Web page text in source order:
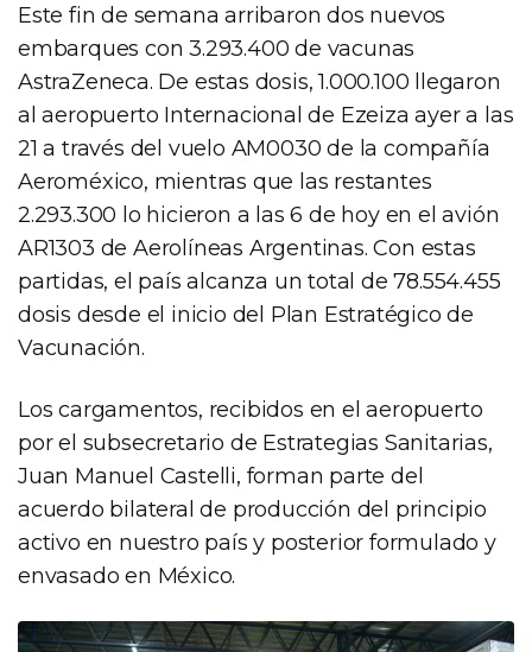
Este fin de semana arribaron dos nuevos
embarques con 3.293.400 de vacunas
AstraZeneca. De estas dosis, 1.000.100 llegaron
al aeropuerto Internacional de Ezeiza ayer a las
21 a través del vuelo AM0030 de la compañía
Aeroméxico, mientras que las restantes
2.293.300 lo hicieron a las 6 de hoy en el avión
AR1303 de Aerolíneas Argentinas. Con estas
partidas, el país alcanza un total de 78.554.455
dosis desde el inicio del Plan Estratégico de
Vacunación.
Los cargamentos, recibidos en el aeropuerto
por el subsecretario de Estrategias Sanitarias,
Juan Manuel Castelli, forman parte del
acuerdo bilateral de producción del principio
activo en nuestro país y posterior formulado y
envasado en México.